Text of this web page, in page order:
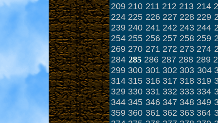
209 210 211 212 213 214
224 225 226 227 228 229
239 240 241 242 243 244
254 255 256 257 258 259
269 270 271 272 273 274
284 285 286 287 288 289
299 300 301 302 303 304
314 315 316 317 318 319
329 330 331 332 333 334
344 345 346 347 348 349
359 360 361 362 363 364